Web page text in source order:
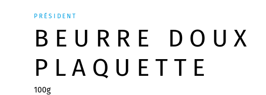
PRÉSIDENT
BEURRE DOUX
PLAQUETTE
100g